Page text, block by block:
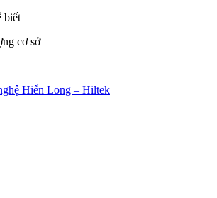
biết
cơ sở
Hiển Long – Hiltek